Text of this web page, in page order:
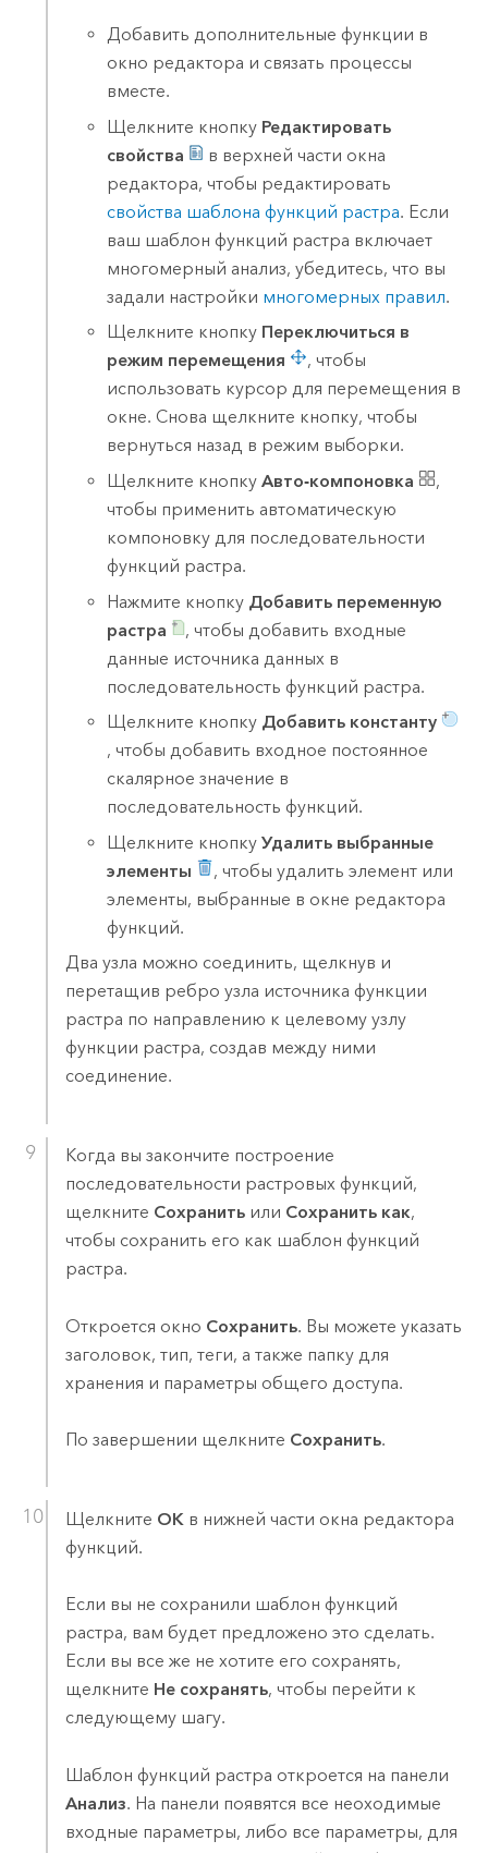
Добавить дополнительные функции в
окно редактора и связать процессы
вместе.
Щелкните кнопку Редактировать
свойства
в верхней части окна
редактора, чтобы редактировать
свойства шаблона функций растра. Если
ваш шаблон функций растра включает
многомерный анализ, убедитесь, что вы
задали настройки многомерных правил.
Щелкните кнопку Переключиться в
режим перемещения
, чтобы
использовать курсор для перемещения в
окне. Снова щелкните кнопку, чтобы
вернуться назад в режим выборки.
Щелкните кнопкуАвто-компоновка
,
чтобы применить автоматическую
компоновку для последовательности
функций растра.
Нажмите кнопку Добавить переменную
растра
, чтобы добавить входные
данные источника данных в
последовательность функций растра.
Щелкните кнопку Добавить константу
, чтобы добавить входное постоянное
скалярное значение в
последовательность функций.
Щелкните кнопкуУдалить выбранные
элементы
, чтобы удалить элемент или
элементы, выбранные в окне редактора
функций.
Два узла можно соединить, щелкнув и
перетащив ребро узла источника функции
растра по направлению к целевому узлу
функции растра, создав между ними
соединение.
Когда вы закончите построение
последовательности растровых функций,
щелкните Сохранитьили Сохранить как,
чтобы сохранить его как шаблон функций
растра.
Откроется окно Сохранить. Вы можете указать
заголовок, тип, теги, а также папку для
хранения и параметры общего доступа.
По завершении щелкните Сохранить.
Щелкните ОКв нижней части окна редактора
функций.
Если вы не сохранили шаблон функций
растра, вам будет предложено это сделать.
Если вы все же не хотите его сохранять,
щелкните Не сохранять, чтобы перейти к
следующему шагу.
Шаблон функций растра откроется на панели
Анализ. На панели появятся все неоходимые
входные параметры, либо все параметры, для